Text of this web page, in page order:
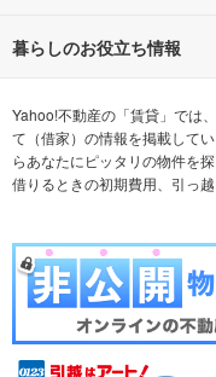
通勤時間から探す
不動産会社から探す
テーマから探す
不動産・住宅
新築マンション
新築一戸建て
注文住宅
売却査定
暮らしのお役立ち情報
マンションカタログ
Yahoo!不動産の「賃貸」では
て（借家）の情報を掲載して
らあなたにピッタリの物件を
借りるときの初期費用、引っ